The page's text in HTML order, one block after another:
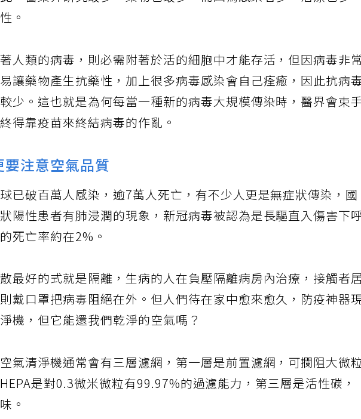
。
人類的病毒，則必需附著於活的細胞中才能存活，但因病毒非常
讓藥物產生抗藥性，加上很多病毒感染會自己痊癒，因此抗病
少。這也就是為何每當一種新的病毒大規模傳染時，醫界會束
得靠疫苗來終結病毒的作亂。
注意空氣品質
已破百萬人感染，逾7萬人死亡，有不少人更是無症狀傳染，國
陽性患者有肺浸潤的現象，新冠病毒被認為是長驅直入傷害下呼
死亡率約在2%。
最好的式就是隔離，生病的人在負壓隔離病房內治療，接觸者居
戴口罩把病毒阻絕在外。但人們待在家中愈來愈久，防疫神器
機，但它能還我們乾淨的空氣嗎？
氣清淨機通常會有三層濾網，第一層是前置濾網，可攔阻大微
是對0.3微米微粒有99.97%的過濾能力，第三層是活性碳，
。